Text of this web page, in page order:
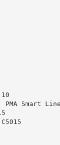
PMA Smart